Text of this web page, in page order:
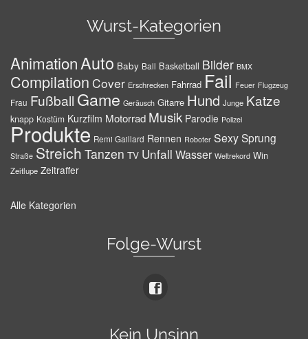
Wurst-Kategorien
AnimationAuto Baby Ball Basketball Bilder BMX
Compilation Cover Erschrecken Fahrrad Fail Feuer Flugzeug
Frau Fußball Game Geräusch Gitarre Hund Junge Katze
knapp Kostüm Kurzfilm Motorrad Musik Parodie Polizei
Produkte Remi Gaillard Rennen Roboter SexySprung
Straße Streich Tanzen TV Unfall Wasser Weltrekord Win
Zeitlupe Zeitraffer
Alle Kategorien
Folge-Wurst
Kein Unsinn